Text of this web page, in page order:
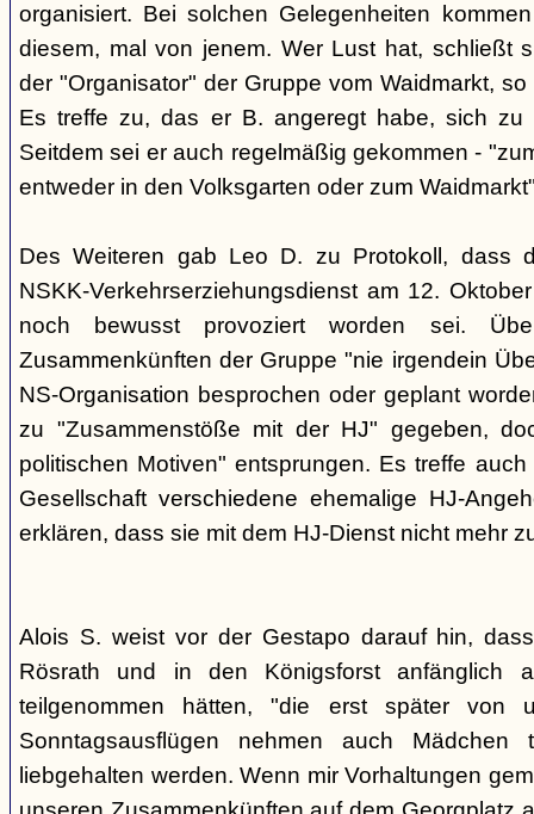
organisiert. Bei solchen Gelegenheiten
diesem, mal von jenem. Wer Lust hat, schließt
der "Organisator" der Gruppe vom Waidmarkt,
Es treffe zu, das er B. angeregt habe, sich zu
Seitdem sei er auch regelmäßig gekommen -
entweder in den Volksgarten oder zum
Des Weiteren gab Leo D. zu Protokoll, dass
NSKK-Verkehrserziehungsdienst am 12.
noch bewusst provoziert worden sei.
Zusammenkünften der Gruppe "nie irgendein
NS-Organisation besprochen oder geplant
zu "Zusammenstöße mit der HJ" gegeben,
politischen Motiven" entsprungen. Es treffe
Gesellschaft verschiedene ehemalige HJ-
erklären, dass sie mit dem HJ-Dienst nicht mehr
Alois S. weist vor der Gestapo darauf hin,
Rösrath und in den Königsforst anfänglich
teilgenommen hätten, "die erst später von
Sonntagsausflügen nehmen auch
liebgehalten werden. Wenn mir Vorhaltungen